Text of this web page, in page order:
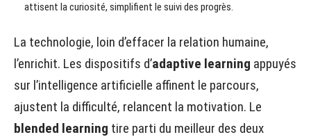
attisent la curiosité, simplifient le suivi des progrès.
La technologie, loin d’effacer la relation humaine,
l’enrichit. Les dispositifs d’adaptive learning appuyés
sur l’intelligence artificielle affinent le parcours,
ajustent la difficulté, relancent la motivation. Le
blended learning tire parti du meilleur des deux